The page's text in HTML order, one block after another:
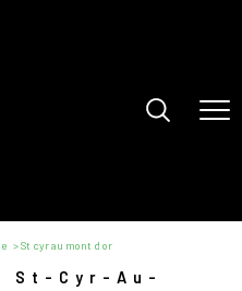
St cyr au mont d or
St-Cyr-Au-